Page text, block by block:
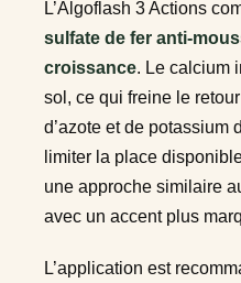
L’Algoflash 3 Actions
sulfate de fer anti-
croissance. Le calcium
sol, ce qui freine le
d’azote et de potassium
limiter la place
une approche similaire
avec un accent plus
L’application est